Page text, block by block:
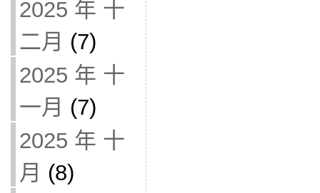
2025 年 十
二月 (7)
2025 年 十
一月 (7)
2025 年 十
月 (8)